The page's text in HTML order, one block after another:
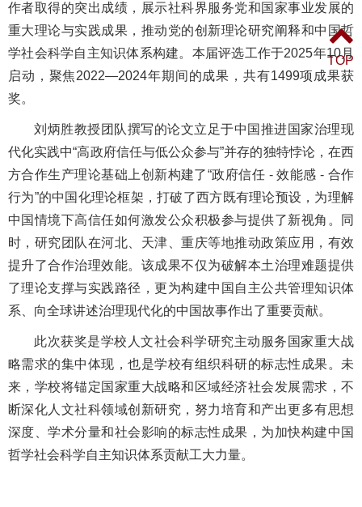
作者取得的突出成绩，展示社科界服务党和国家事业发展的
重大理论与实践成果，推动党的创新理论研究阐释和中国哲
学社会科学自主知识体系构建。本届评选工作于2025年10月
启动，聚焦2022—2024年期间的成果，共有1499项成果获
奖。
刘炳胜教授团队撰写的论文立足于中国推进国家治理现
代化实践中“高政府信任与低公众参与”并存的独特悖论，在西
方合作生产理论基础上创新构建了“政府信任 - 效能感 - 合作
行为”的中国化理论框架，打破了西方既有理论预设，为理解
中国情境下高信任如何激发公众积极参与提供了新视角。同
时，研究团队在河北、天津、重庆等地推动政策应用，有效
提升了合作治理效能。该成果不仅为破解本土治理难题提供
了理论支撑与实践路径，更为构建中国自主公共管理知识体
系、向全球讲述治理现代化的中国故事作出了重要贡献。
此次获奖是学校人文社会科学研究主动服务国家重大战
略需求的集中体现，也是学校有组织科研的标志性成果。未
来，学校将锚定国家重大战略和区域经济社会发展需求，不
断深化人文社科领域创新研究，努力培育和产出更多有思想
深度、学术分量和社会影响的标志性成果，为加快构建中国
哲学社会科学自主知识体系贡献工大力量。
TOP